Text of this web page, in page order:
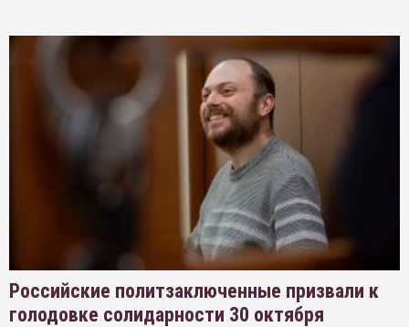
Российские политзаключенные призвали к
голодовке солидарности 30 октября